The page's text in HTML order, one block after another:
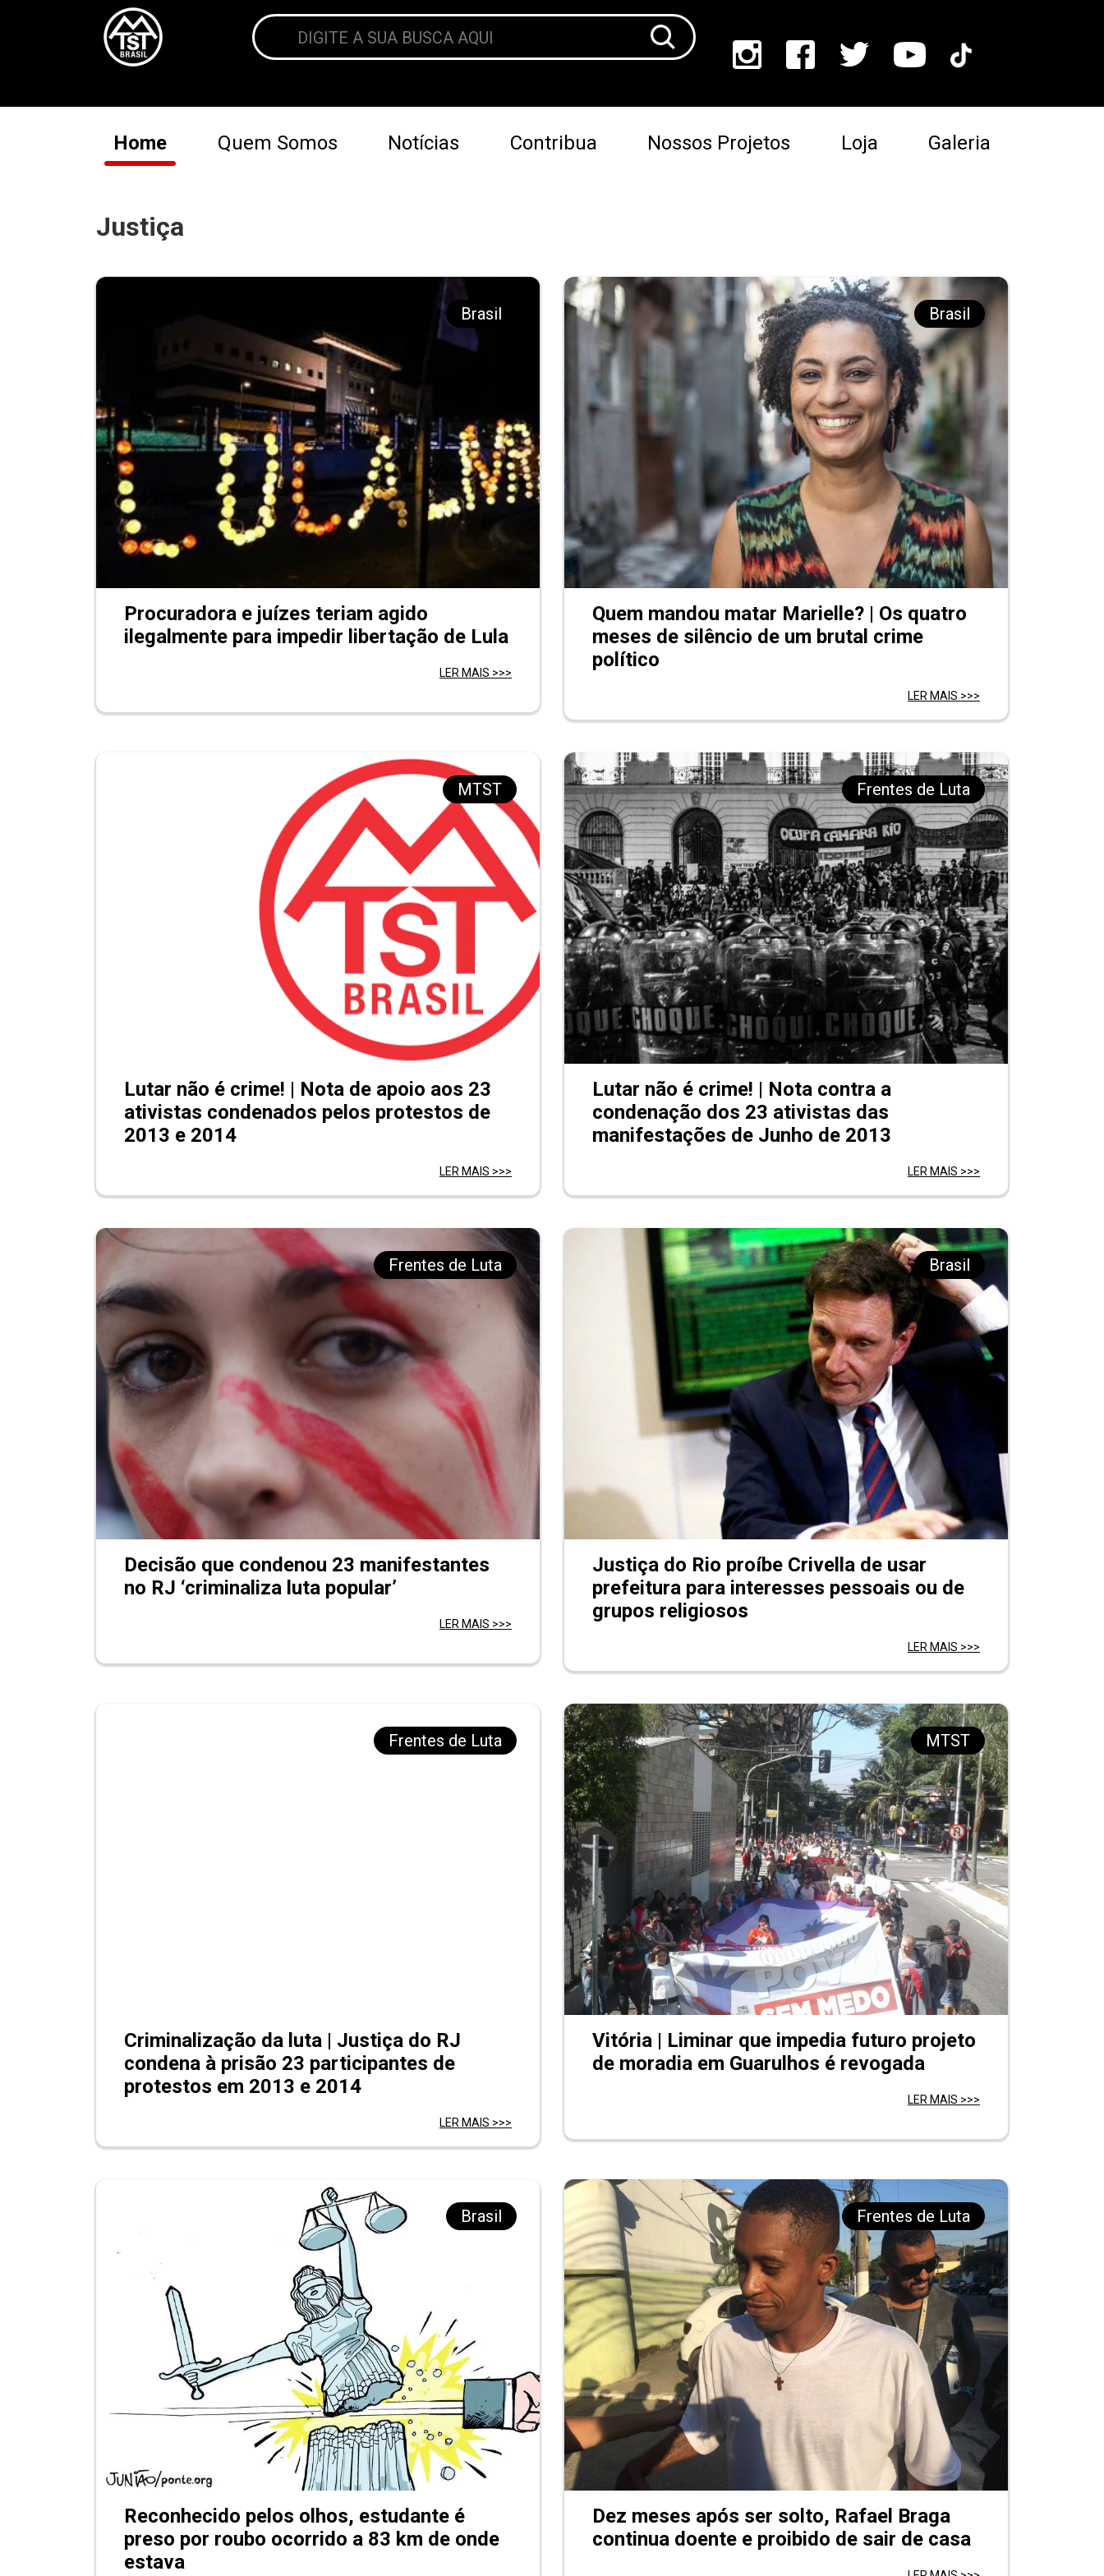
Home Quem Somos Notícias Contribua Nossos Projetos Loja Galeria
Justiça
Brasil
Procuradora e juízes teriam agido
ilegalmente para impedir libertação de Lula
LER MAIS >>>
Brasil
Quem mandou matar Marielle? | Os quatro
meses de silêncio de um brutal crime
político
LER MAIS >>>
MTST
Lutar não é crime! | Nota de apoio aos 23
ativistas condenados pelos protestos de
2013 e 2014
LER MAIS >>>
Frentes de Luta
Lutar não é crime! | Nota contra a
condenação dos 23 ativistas das
manifestações de Junho de 2013
LER MAIS >>>
Frentes de Luta
Decisão que condenou 23 manifestantes
no RJ ‘criminaliza luta popular’
LER MAIS >>>
Brasil
Justiça do Rio proíbe Crivella de usar
prefeitura para interesses pessoais ou de
grupos religiosos
LER MAIS >>>
Frentes de Luta
Criminalização da luta | Justiça do RJ
condena à prisão 23 participantes de
protestos em 2013 e 2014
LER MAIS >>>
MTST
Vitória | Liminar que impedia futuro projeto
de moradia em Guarulhos é revogada
LER MAIS >>>
Brasil
Reconhecido pelos olhos, estudante é
preso por roubo ocorrido a 83 km de onde
estava
Frentes de Luta
Dez meses após ser solto, Rafael Braga
continua doente e proibido de sair de casa